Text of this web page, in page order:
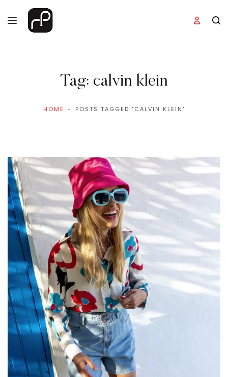
Tag: calvin klein
HOME POSTS TAGGED "CALVIN KLEIN"